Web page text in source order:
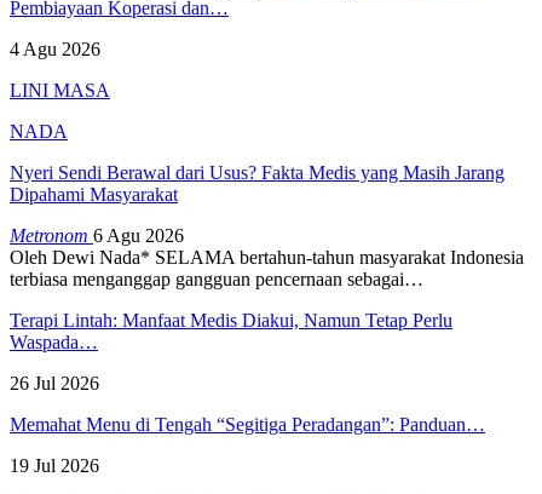
Pembiayaan Koperasi dan…
4 Agu 2026
LINI MASA
NADA
Nyeri Sendi Berawal dari Usus? Fakta Medis yang Masih Jarang
Dipahami Masyarakat
Metronom 6 Agu 2026
Oleh Dewi Nada* SELAMA bertahun-tahun masyarakat Indonesia
terbiasa menganggap gangguan pencernaan sebagai…
Terapi Lintah: Manfaat Medis Diakui, Namun Tetap Perlu
Waspada…
26 Jul 2026
Memahat Menu di Tengah “Segitiga Peradangan”: Panduan…
19 Jul 2026